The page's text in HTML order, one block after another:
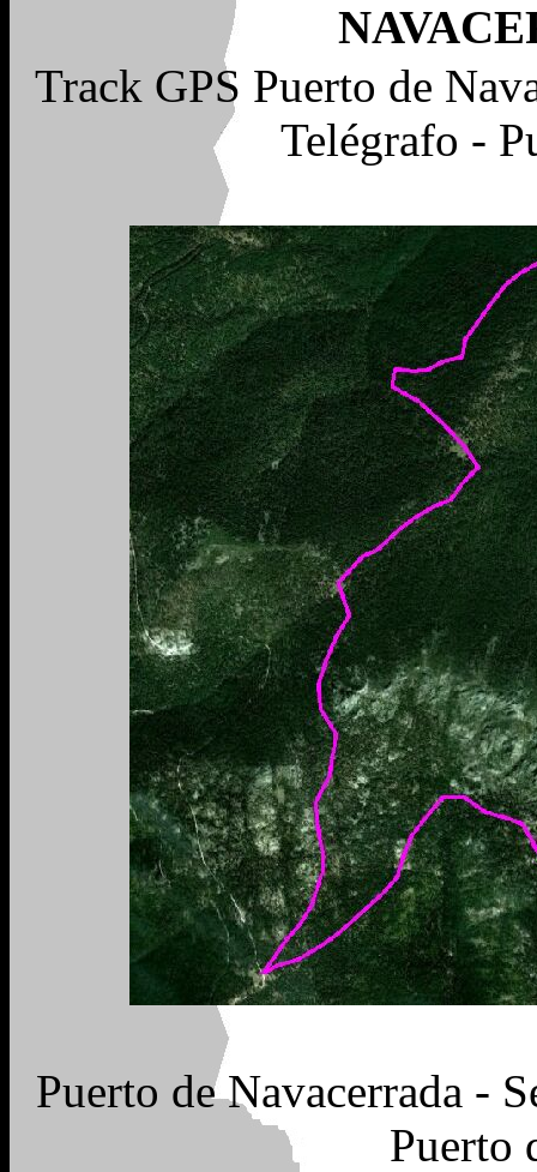
Track GPS Puerto de
Telégrafo -
Puerto de Navacerrada -
Puerto